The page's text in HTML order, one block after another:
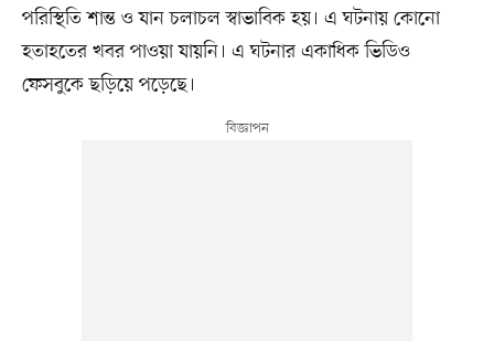
পরিস্থিতি শান্ত ও যান চলাচল স্বাভাবিক হয়। এ ঘটনায় কোনো
হতাহতের খবর পাওয়া যায়নি। এ ঘটনার একাধিক ভিডিও
ফেসবুকে ছড়িয়ে পড়েছে।